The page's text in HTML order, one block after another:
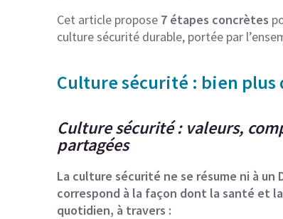
Cet article propose 7 étapes concrètes
culture sécurité durable, portée par
Culture sécurité : bien
Culture sécurité : valeurs,
partagées
La culture sécurité ne se résume ni à un
correspond à la façon dont la santé et
quotidien, à travers :